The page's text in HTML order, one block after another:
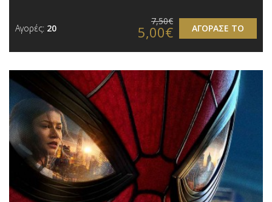
Αγορές: 20 ΑΓΟΡΑΣΕ ΤΟ
7,50€
5,00€